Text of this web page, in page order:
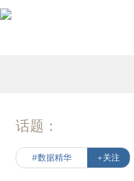
话题：
#数据精华 +关注